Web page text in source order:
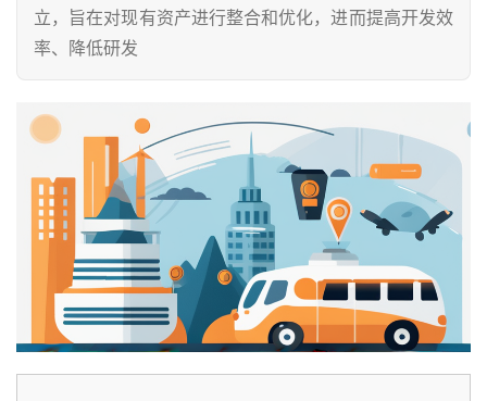
立，旨在对现有资产进行整合和优化，进而提高开发效
率、降低研发